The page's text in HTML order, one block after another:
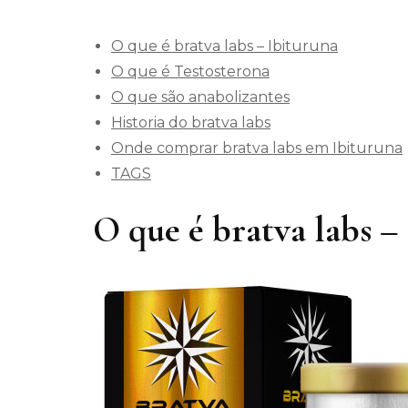
O que é bratva labs – Ibituruna
O que é Testosterona
O que são anabolizantes
Historia do bratva labs
Onde comprar bratva labs em Ibituruna
TAGS
O que é bratva labs